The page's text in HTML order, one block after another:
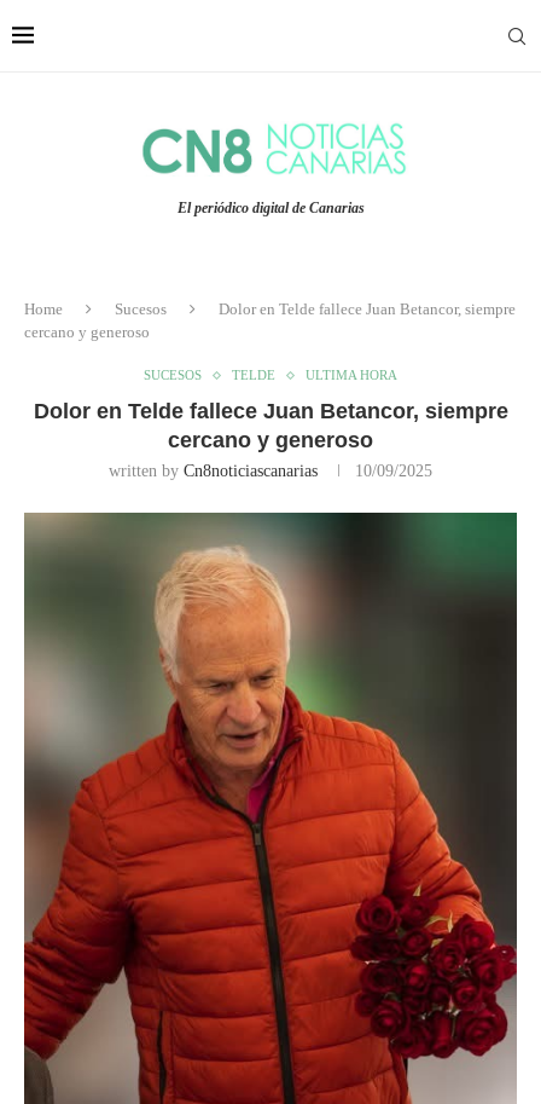
El periódico digital de Canarias
Home Sucesos
Dolor en Telde fallece Juan Betancor, siempre
cercano y generoso
SUCESOS TELDE ULTIMA HORA
Dolor en Telde fallece Juan Betancor, siempre
cercano y generoso
written by Cn8noticiascanarias 10/09/2025